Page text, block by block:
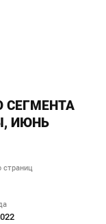
ИЮНЬ
страниц